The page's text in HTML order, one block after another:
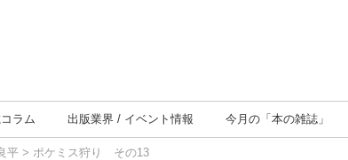
ラム 出版業界 イベント情報 今月の 「本の雑誌」
平 > ポケミス狩り その13